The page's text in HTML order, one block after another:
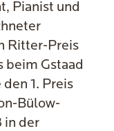
Pianist und
Ritter-Preis
beim Gstaad
1. Preis
Bülow-
in der